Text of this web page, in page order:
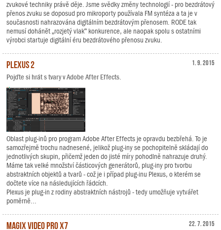
zvukové techniky právě děje. Jsme svědky změny technologií - pro bezdrátový
přenos zvuku se doposud pro mikroporty používala FM syntéza a ta je v
současnosti nahrazována digitálním bezdrátovým přenosem. RODE tak
nemusí dohánět „rozjetý vlak“ konkurence, ale naopak spolu s ostatními
výrobci startuje digitální éru bezdrátového přenosu zvuku.
1. 9. 2015
Plexus 2
Pojďte si hrát s tvary v Adobe After Effects.
Oblast plug-inů pro program Adobe After Effects je opravdu bezbřehá. To je
samozřejmě trochu nadnesené, jelikož plug-iny se pochopitelně skládají do
jednotlivých skupin, přičemž jeden do jisté míry pohodlně nahrazuje druhý.
Máme tak velké množství částicových generátorů, plug-iny pro tvorbu
abstraktních objektů a tvarů - což je i případ plug-inu Plexus, o kterém se
dočtete více na následujících řádcích.
Plexus je plug-in z rodiny abstraktních nástrojů - tedy umožňuje vytvářet
poměrně...
22. 7. 2015
MAGIX Video Pro X7